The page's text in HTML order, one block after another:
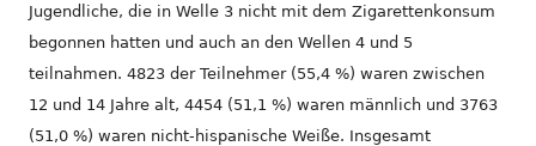
Jugendliche, die in Welle 3 nicht mit dem Zigarettenkonsum
begonnen hatten und auch an den Wellen 4 und 5
teilnahmen. 4823 der Teilnehmer (55,4 %) waren zwischen
12 und 14 Jahre alt, 4454 (51,1 %) waren männlich und 3763
(51,0 %) waren nicht-hispanische Weiße. Insgesamt